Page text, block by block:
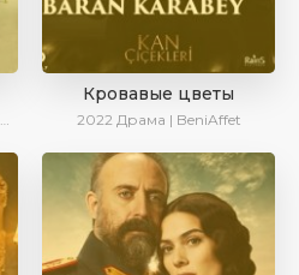
Кровавые цветы
2022 Драма | BeniAffet